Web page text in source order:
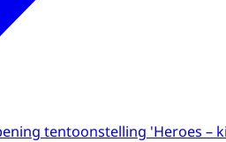
tentoonstelling 'Heroes –